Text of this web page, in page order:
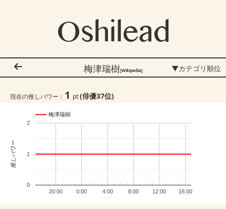
Oshilead
梅津瑞樹[Wikipedia] ▼カテゴリ順位
現在の推しパワー： 1 pt(俳優37位)
梅津瑞樹
20:00 0:00 4:00 8:00 12:00 16:00
0
1
2
推しパワー